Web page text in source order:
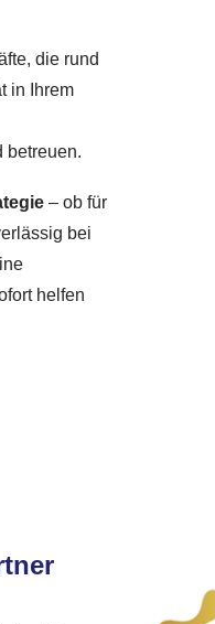
die rund
in Ihrem
betreuen.
– ob für
bei
helfen